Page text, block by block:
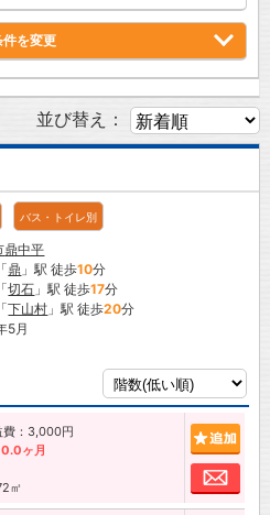
件を変更
並び替え：
バス・トイレ別
鼎中平
「鼎 」駅 徒歩10分
「切石 」駅 徒歩17分
「下山村 」駅 徒歩20分
5月
費：3,000円
0.0ヶ月
㎡
お